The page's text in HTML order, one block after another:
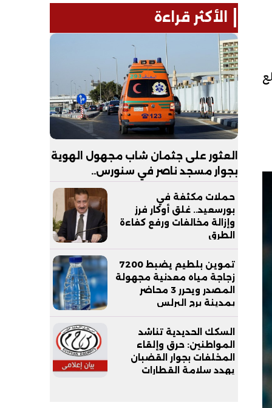
الأكثر قراءة
العثور على جثمان شاب مجهول الهوية
بجوار مسجد ناصر في سنورس..
والتحقيقات تكشف ملابسات الواقعة
حملات مكثفة في
بورسعيد.. غلق أوكار فرز
وإزالة مخالفات ورفع كفاءة
الطرق
تموين بلطيم يضبط 7200
زجاجة مياه معدنية مجهولة
المصدر ويحرر 3 محاضر
بمدينة برج البرلس
السكك الحديدية تناشد
المواطنين: حرق وإلقاء
المخلفات بجوار القضبان
يهدد سلامة القطارات